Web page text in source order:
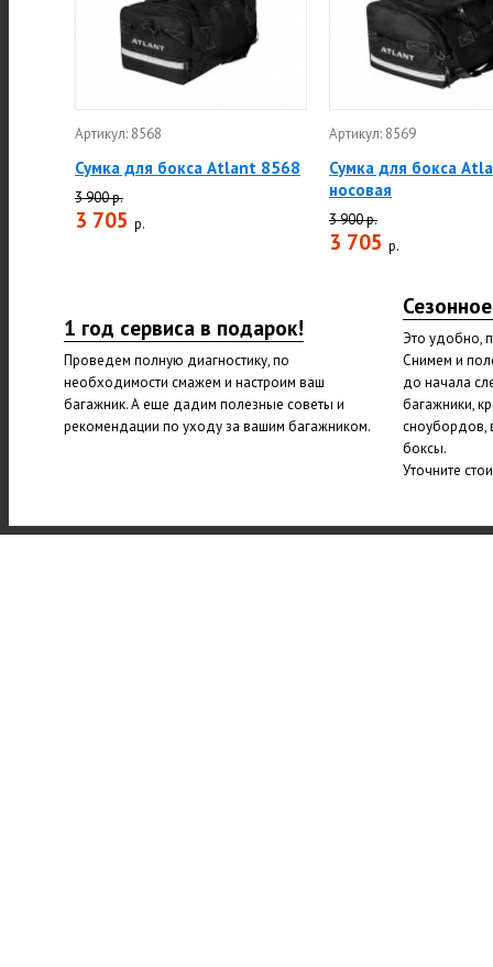
Артикул: 8568
Сумка для бокса Atlant 8568
3 900 р.
3 705 р.
Артикул: 8569
Сумка для бокса
носовая
3 900 р.
3 705 р.
1 год сервиса в подарок!
Проведем полную диагностику, по
необходимости смажем и настроим ваш
багажник. А еще дадим полезные советы и
рекомендации по уходу за вашим багажником.
Это удобно,
Снимем и
до начала
багажники,
сноубордов,
боксы.
Уточните